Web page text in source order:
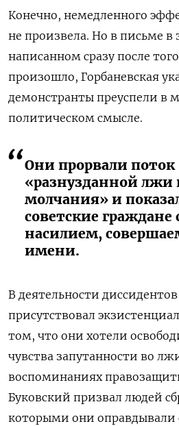
Конечно, немедленного
не произвела. Но в письме в
написанном сразу после
произошло, Горбаневская
демонстранты преуспели в
политическом смысле.
Они прорвали поток
«разнузданной лжи
молчания» и
советские граждане
насилием,
имени.
В деятельности диссидентов
присутствовал
том, что они хотели
чувства запутанности во
воспоминаниях
Буковский призвал людей
которыми они оправдывали